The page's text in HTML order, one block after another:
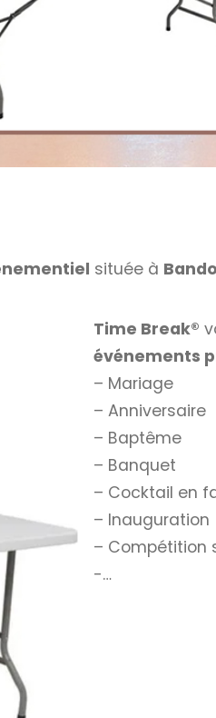
située à
Time Break®
événements
– Mariage
– Anniversaire
– Baptême
– Banquet
– Cocktail en
– Inauguration
– Compétition
-…